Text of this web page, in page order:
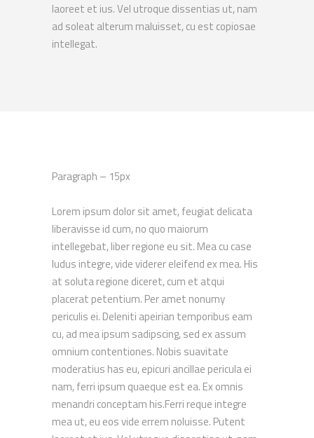
laoreet et ius. Vel utroque dissentias ut, nam
ad soleat alterum maluisset, cu est copiosae
intellegat.
Paragraph – 15px
Lorem ipsum dolor sit amet, feugiat delicata
liberavisse id cum, no quo maiorum
intellegebat, liber regione eu sit. Mea cu case
ludus integre, vide viderer eleifend ex mea. His
at soluta regione diceret, cum et atqui
placerat petentium. Per amet nonumy
periculis ei. Deleniti apeirian temporibus eam
cu, ad mea ipsum sadipscing, sed ex assum
omnium contentiones. Nobis suavitate
moderatius has eu, epicuri ancillae pericula ei
nam, ferri ipsum quaeque est ea. Ex omnis
menandri conceptam his.Ferri reque integre
mea ut, eu eos vide errem noluisse. Putent